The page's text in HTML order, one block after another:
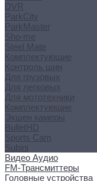
DVR
ParkCity
ParkMaster
Sho-me
Steel Mate
Комплектующие
Контроль шин
Для грузовых
Для легковых
Для мототехники
Комплектующие
Экшен камеры
BulletHD
Sports Cam
Subini
Видео Аудио
FM-Трансмиттеры
Головные устройства